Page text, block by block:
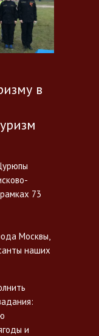
в
73
Москвы,
наших
и